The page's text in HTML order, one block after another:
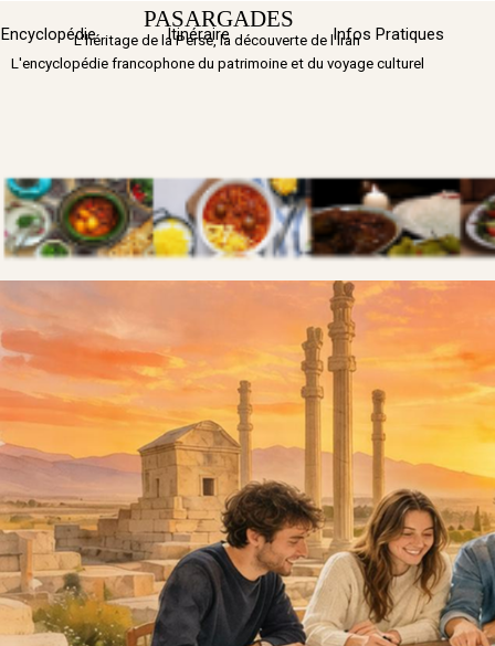
PASARGADES Sauter
Encyclopédie Itinéraire ▼
Infos Pratiques
L'héritage de la Perse, la découverte de l'Iran
L'encyclopédie francophone du patrimoine et du voyage culturel